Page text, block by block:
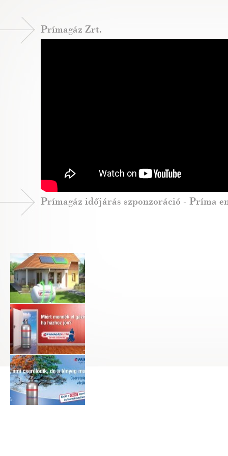
Prímagáz Zrt.
Prímagáz időjárás szponzoráció - Príma